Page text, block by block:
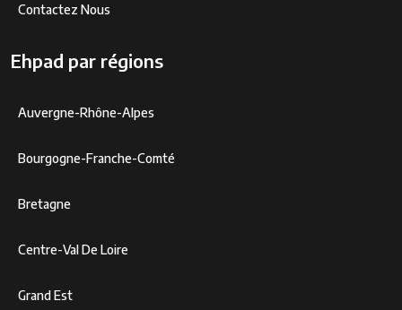
Contactez Nous
Ehpad par régions
Auvergne-Rhône-Alpes
Bourgogne-Franche-Comté
Bretagne
Centre-Val De Loire
Grand Est